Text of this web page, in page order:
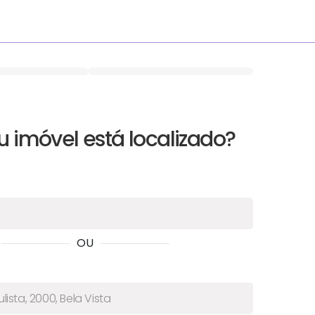
imóvel está localizado?
OU